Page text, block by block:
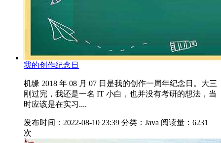
我的创作纪念日
机缘 2018 年 08 月 07 日是我的创作一周年纪念日。大三
刚过完，我还是一名 IT 小白，也并没有考研的想法，当
时应该是在实习....
发布时间：2022-08-10 23:39 分类：Java 阅读量：6231
次